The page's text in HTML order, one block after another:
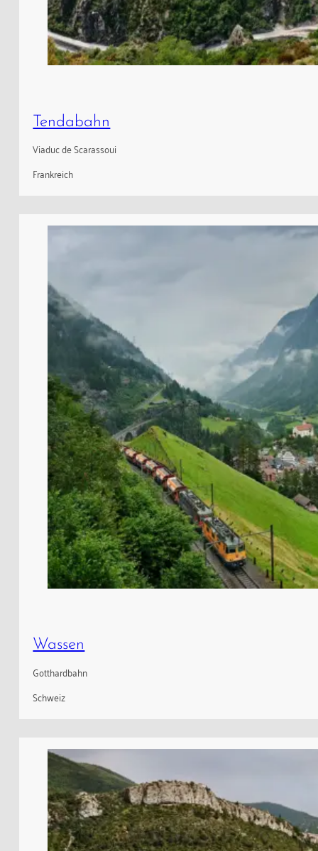
Tendabahn
Viaduc de Scarassoui
Frankreich
Wassen
Gotthardbahn
Schweiz